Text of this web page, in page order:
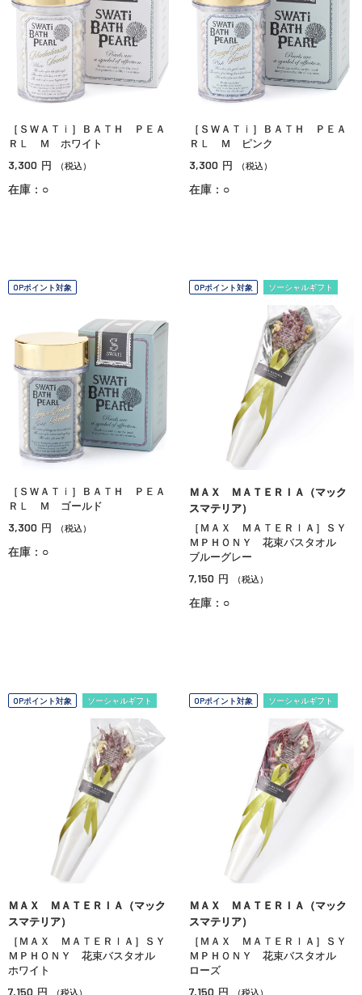
［ＳＷＡＴｉ］ＢＡＴＨ ＰＥＡ
ＲＬ Ｍ ホワイト
3,300 円 （税込）
在庫：○
［ＳＷＡＴｉ］ＢＡＴＨ ＰＥＡ
ＲＬ Ｍ ピンク
3,300 円 （税込）
在庫：○
OPポイント対象
［ＳＷＡＴｉ］ＢＡＴＨ ＰＥＡ
ＲＬ Ｍ ゴールド
3,300 円 （税込）
在庫：○
OPポイント対象 ソーシャルギフト
ＭＡＸ ＭＡＴＥＲＩＡ（マック
スマテリア）
［ＭＡＸ ＭＡＴＥＲＩＡ］ＳＹ
ＭＰＨＯＮＹ 花束バスタオル
ブルーグレー
7,150 円 （税込）
在庫：○
OPポイント対象 ソーシャルギフト
ＭＡＸ ＭＡＴＥＲＩＡ（マック
スマテリア）
［ＭＡＸ ＭＡＴＥＲＩＡ］ＳＹ
ＭＰＨＯＮＹ 花束バスタオル
ホワイト
7,150 円 （税込）
OPポイント対象 ソーシャルギフト
ＭＡＸ ＭＡＴＥＲＩＡ（マック
スマテリア）
［ＭＡＸ ＭＡＴＥＲＩＡ］ＳＹ
ＭＰＨＯＮＹ 花束バスタオル
ローズ
7,150 円 （税込）